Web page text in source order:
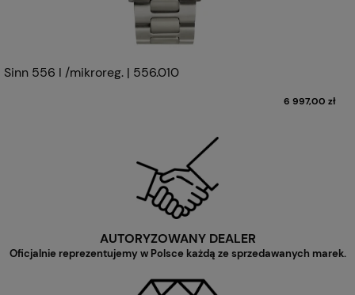
Sinn 556 I /mikroreg. | 556.010
6 997,00 zł
AUTORYZOWANY DEALER
Oficjalnie reprezentujemy w Polsce każdą ze sprzedawanych marek.